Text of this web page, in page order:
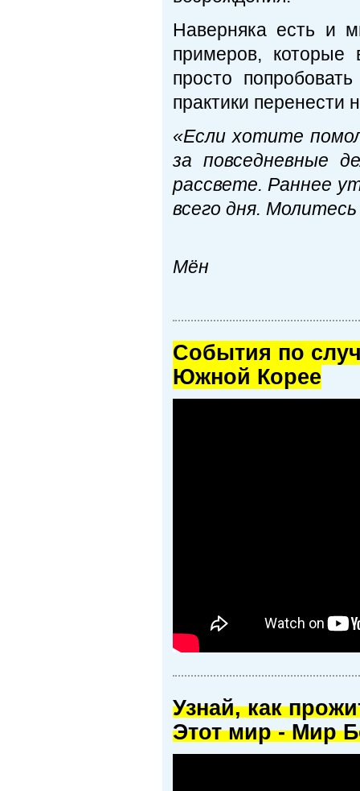
Наверняка есть и
примеров, которые
просто
практики перенести
«Если хотите
за повседневные
рассвете. Раннее
всего дня.
Мён
Cобытия по
Южной Корее
Узнай, как
Этот мир - Мир